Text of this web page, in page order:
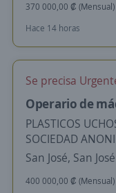
370 000,00 ₡ (Mensual)
Hace 14 horas
Se precisa
Operario de
PLASTICOS
SOCIEDAD
San José, San José
400 000,00 ₡ (Mensual)